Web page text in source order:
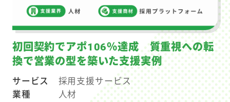
初回契約でアポ106％達成 質重視への転
換で営業の型を築いた支援実例
サービス
採用支援サービス
業種
人材